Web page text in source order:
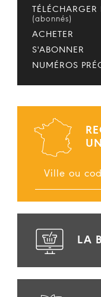
(abonnés)
ACHETER
S'ABONNER
NUMÉROS
LA